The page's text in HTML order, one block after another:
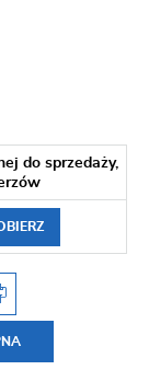
do sprzedaży,